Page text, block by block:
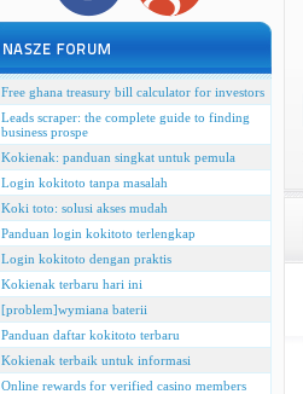
Free ghana treasury bill calculator for investors
Leads scraper: the complete guide to finding
business prospe
Kokienak: panduan singkat untuk pemula
Login kokitoto tanpa masalah
Koki toto: solusi akses mudah
Panduan login kokitoto terlengkap
Login kokitoto dengan praktis
Kokienak terbaru hari ini
[problem]wymiana baterii
Panduan daftar kokitoto terbaru
Kokienak terbaik untuk informasi
Online rewards for verified casino members